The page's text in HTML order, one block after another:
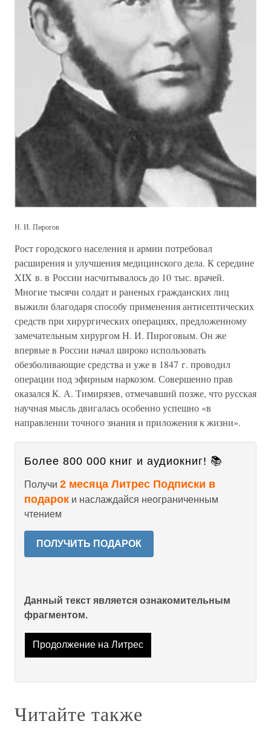
Н. И. Пирогов
Рост городского населения и армии потребовал
расширения и улучшения медицинского дела. К середине
XIX в. в России насчитывалось до 10 тыс. врачей.
Многие тысячи солдат и раненых гражданских лиц
выжили благодаря способу применения антисептических
средств при хирургических операциях, предложенному
замечательным хирургом Н. И. Пироговым. Он же
впервые в России начал широко использовать
обезболивающие средства и уже в 1847 г. проводил
операции под эфирным наркозом. Совершенно прав
оказался К. А. Тимирязев, отмечавший позже, что русская
научная мысль двигалась особенно успешно «в
направлении точного знания и приложения к жизни».
Более 800 000 книг и аудиокниг! 📚
Получи 2 месяца Литрес Подписки в
подарок и наслаждайся неограниченным
чтением
ПОЛУЧИТЬ ПОДАРОК
Данный текст является ознакомительным
фрагментом.
Продолжение на Литрес
Читайте также